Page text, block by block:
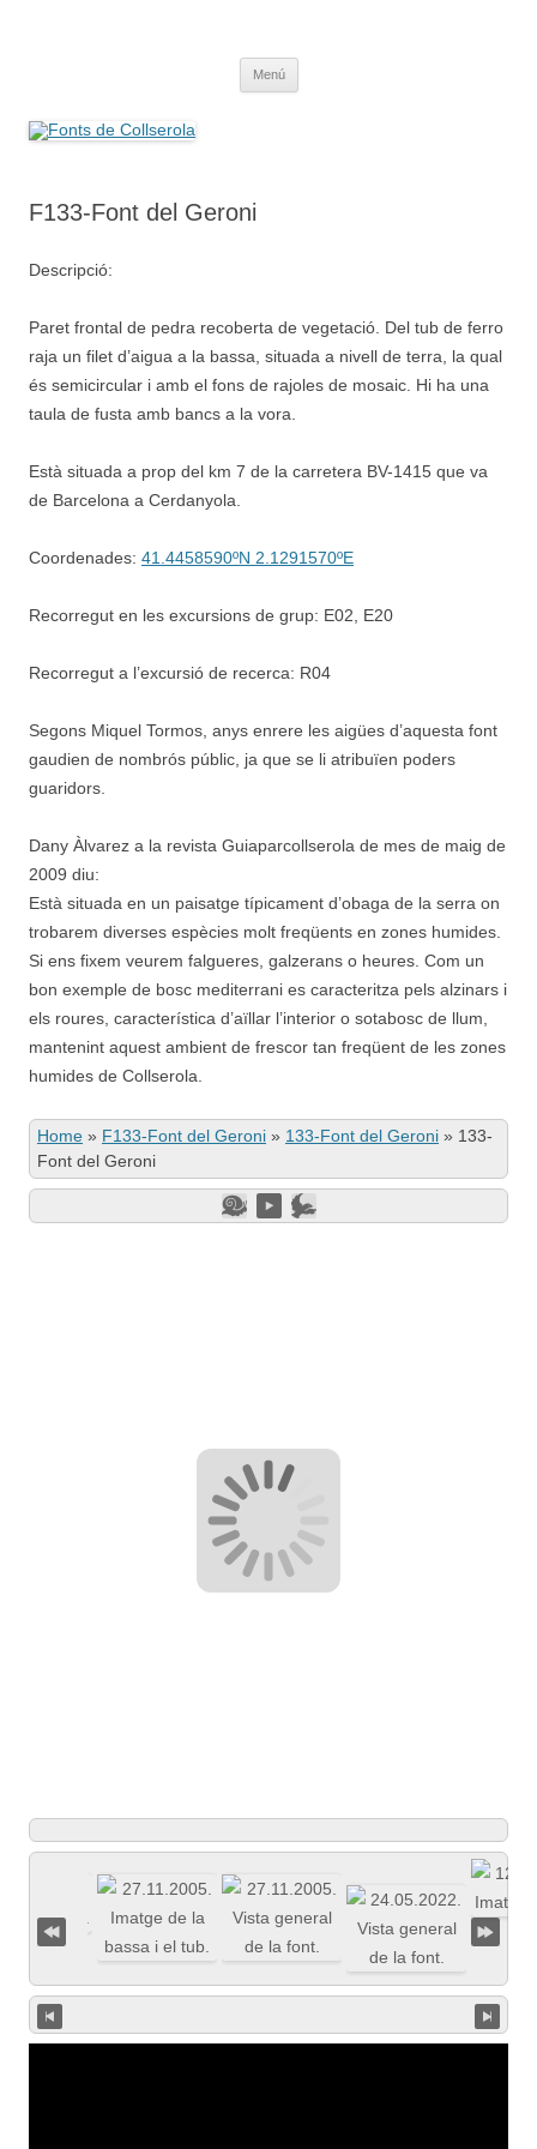
Menú
F133-Font del Geroni
Descripció:
Paret frontal de pedra recoberta de vegetació. Del tub de ferro
raja un filet d’aigua a la bassa, situada a nivell de terra, la qual
és semicircular i amb el fons de rajoles de mosaic. Hi ha una
taula de fusta amb bancs a la vora.
Està situada a prop del km 7 de la carretera BV-1415 que va
de Barcelona a Cerdanyola.
Coordenades: 41.4458590ºN 2.1291570ºE
Recorregut en les excursions de grup: E02, E20
Recorregut a l’excursió de recerca: R04
Segons Miquel Tormos, anys enrere les aigües d’aquesta font
gaudien de nombrós públic, ja que se li atribuïen poders
guaridors.
Dany Àlvarez a la revista Guiaparcollserola de mes de maig de
2009 diu:
Està situada en un paisatge típicament d’obaga de la serra on
trobarem diverses espècies molt freqüents en zones humides.
Si ens fixem veurem falgueres, galzerans o heures. Com un
bon exemple de bosc mediterrani es caracteritza pels alzinars i
els roures, característica d’aïllar l’interior o sotabosc de llum,
mantenint aquest ambient de frescor tan freqüent de les zones
humides de Collserola.
Home » F133-Font del Geroni » 133-Font del Geroni » 133-
Font del Geroni